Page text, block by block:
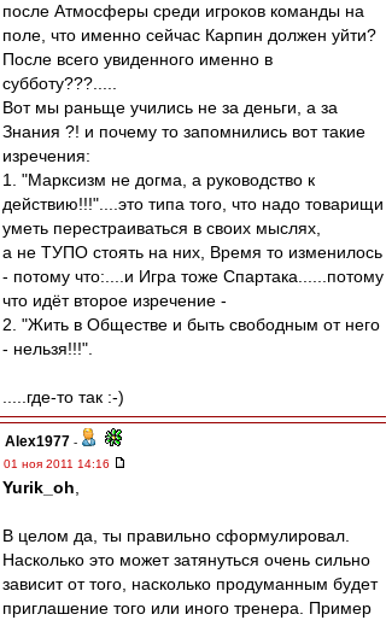
после Атмосферы среди игроков команды на
поле, что именно сейчас Карпин должен уйти?
После всего увиденного именно в
субботу???.....
Вот мы раньще учились не за деньги, а за
Знания ?! и почему то запомнились вот такие
изречения:
1. "Марксизм не догма, а руководство к
действию!!!"....это типа того, что надо товарищи
уметь перестраиваться в своих мыслях,
а не ТУПО стоять на них, Время то изменилось
- потому что:....и Игра тоже Спартака......потому
что идёт второе изречение -
2. "Жить в Обществе и быть свободным от него
- нельзя!!!".
.....где-то так :-)
Alex1977 -
01 ноя 2011 14:16
Yurik_oh
В целом да, ты правильно сформулировал.
Насколько это может затянуться очень сильно
зависит от того, насколько продуманным будет
приглашение того или иного тренера. Пример